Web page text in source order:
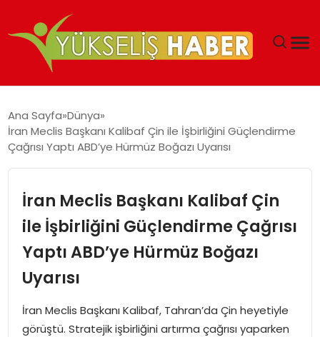
MALIYETLERINI AZALTIYOR’
Ana Sayfa Dünya
İran Meclis Başkanı Kalibaf Çin ile İşbirliğini Güçlendirme
Çağrısı Yaptı ABD’ye Hürmüz Boğazı Uyarısı
İran Meclis Başkanı Kalibaf Çin
ile İşbirliğini Güçlendirme Çağrısı
Yaptı ABD’ye Hürmüz Boğazı
Uyarısı
İran Meclis Başkanı Kalibaf, Tahran’da Çin heyetiyle
görüştü. Stratejik işbirliğini artırma çağrısı yaparken